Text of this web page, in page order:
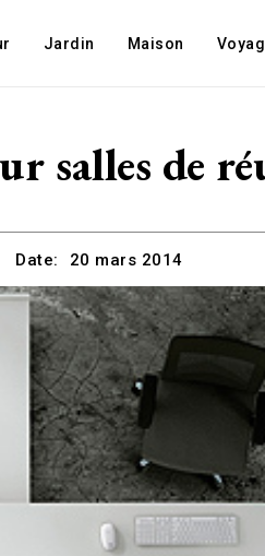
Jardin Maison
salles de
Date: 20 mars 2014